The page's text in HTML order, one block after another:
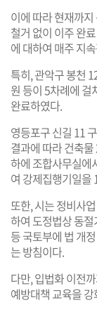
이에 따라 현재까
철거 없이 이주 완
에 대하여 매주 지
특히, 관악구 봉천
원 등이 5차례에 걸
완료하였다.
영등포구 신길 11
결과에 따라 건축
하에 조합사무실에
여 강제집행기일을
또한, 시는 정비사
하여 도정법상 동
등 국토부에 법 개
는 방침이다.
다만, 입법화 이전
예방대책 교육을